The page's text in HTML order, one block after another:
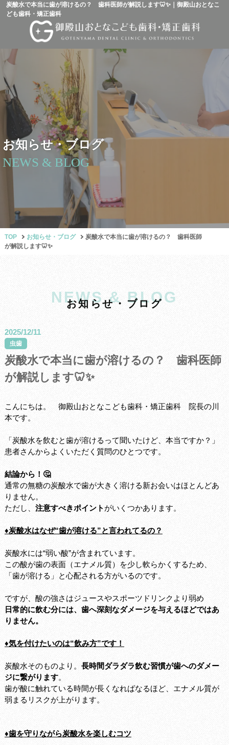
炭酸水で本当に歯が溶けるの？ 歯科医師が解説します🦷✨｜御殿山おとなこ
ども歯科・矯正歯科
お知らせ・ブログ
NEWS & BLOG
TOP お知らせ・ブログ
炭酸水で本当に歯が溶けるの？ 歯科医師
が解説します🦷✨
NEWS & BLOG
お知 らせ・ ブ ログ
2025/12/11
虫歯
炭酸水で本当に歯が溶けるの？ 歯科医師
が解説します🦷✨
こんにちは。 御殿山おとなこども歯科・矯正歯科 院長の川
本です。
「炭酸水を飲むと歯が溶けるって聞いたけど、本当ですか？」
患者さんからよくいただく質問のひとつです。
結論から！🤔
通常の無糖の炭酸水で歯が大きく溶ける新お会いはほとんどあ
りません。
ただし、 注意すべきポイントがいくつかあります。
♦炭酸水はなぜ“歯が溶ける”と言われてるの？
炭酸水には“弱い酸”が含まれています。
この酸が歯の表面（エナメル質）を少し軟らかくするため、
「歯が溶ける」と心配される方がいるのです。
ですが、酸の強さはジュースやスポーツドリンクより弱め
日常的に飲む分には、歯へ深刻なダメージを与えるほどではあ
りません。
♦気を付けたいのは“飲み方”です！
炭酸水そのものより。 長時間ダラダラ飲む習慣が歯へのダメー
ジに繋がります。
歯が酸に触れている時間が長くなればなるほど、エナメル質が
弱まるリスクが上がります。
♦歯を守りながら炭酸水を楽しむコツ